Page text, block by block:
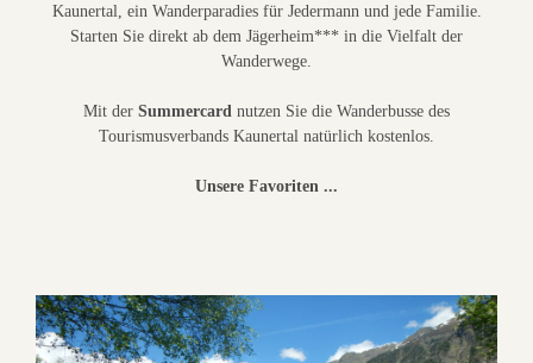
Kaunertal, ein Wanderparadies für Jedermann und jede Familie.
Starten Sie direkt ab dem Jägerheim*** in die Vielfalt der
Wanderwege.
Mit der Summercard nutzen Sie die Wanderbusse des
Tourismusverbands Kaunertal natürlich kostenlos.
Unsere Favoriten ...